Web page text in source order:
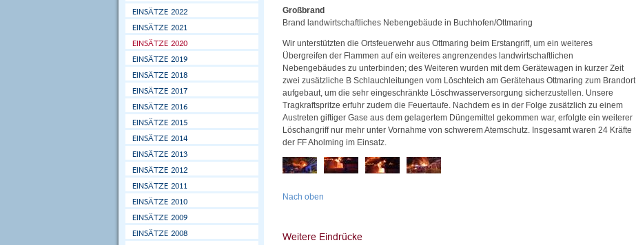
Großbrand
Brand landwirtschaftliches Nebengebäude in Buchhofen/Ottmaring
Wir unterstützten die Ortsfeuerwehr aus Ottmaring beim Erstangriff, um ein weiteres
Übergreifen der Flammen auf ein weiteres angrenzendes landwirtschaftlichen
Nebengebäudes zu unterbinden; des Weiteren wurden mit dem Gerätewagen in kurzer Zeit
zwei zusätzliche B Schlauchleitungen vom Löschteich am Gerätehaus Ottmaring zum Brandort
aufgebaut, um die sehr eingeschränkte Löschwasserversorgung sicherzustellen. Unsere
Tragkraftspritze erfuhr zudem die Feuertaufe. Nachdem es in der Folge zusätzlich zu einem
Austreten giftiger Gase aus dem gelagertem Düngemittel gekommen war, erfolgte ein weiterer
Löschangriff nur mehr unter Vornahme von schwerem Atemschutz. Insgesamt waren 24 Kräfte
der FF Aholming im Einsatz.
Nach oben